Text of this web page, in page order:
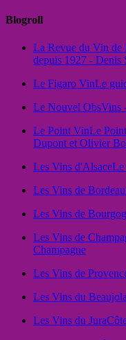
Blogroll
La Revue du Vin de
depuis 1927 - Denis
Le Figaro VinLe
Le Nouvel ObsVins
Le Point VinLe
Dupont et Olivier
Les Vins d'AlsaceLe
Les Vins de
Les Vins de
Les Vins de
Champagne
Les Vins de
Les Vins du
Les Vins du Jura